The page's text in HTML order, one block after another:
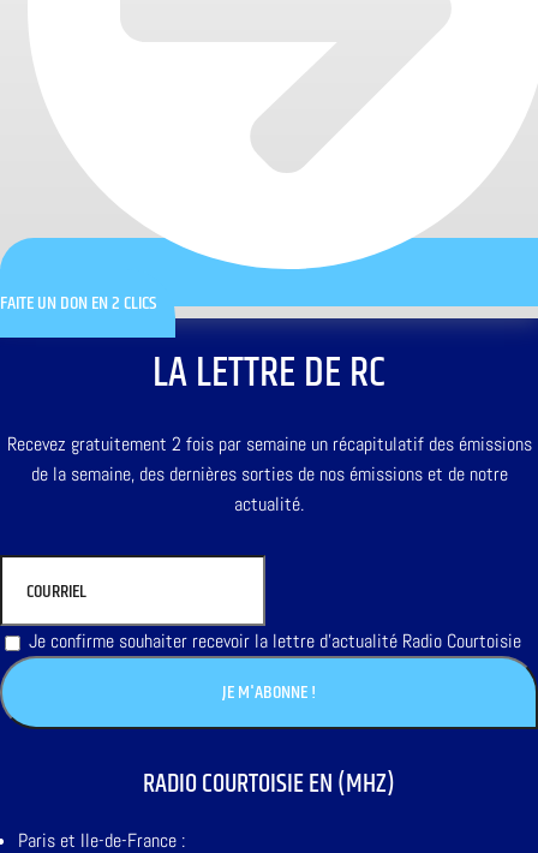
FAITE UN DON EN 2 CLICS
LA LETTRE DE RC
Recevez gratuitement 2 fois par semaine un récapitulatif des émissions
de la semaine, des dernières sorties de nos émissions et de notre
actualité.
Je confirme souhaiter recevoir la lettre d'actualité Radio Courtoisie
RADIO COURTOISIE EN (MHZ)
Paris et Ile-de-France :